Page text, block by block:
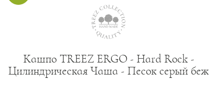
Кашпо TREEZ ERGO - Hard Rock -
Цилиндрическая Чаша - Песок серый беж